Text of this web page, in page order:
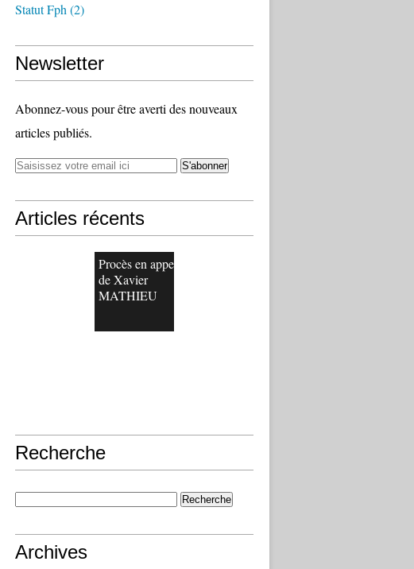
Statut Fph (2)
Newsletter
Abonnez-vous pour être averti des nouveaux
articles publiés.
Articles récents
Procès en appel
de Xavier
MATHIEU
Recherche
Archives